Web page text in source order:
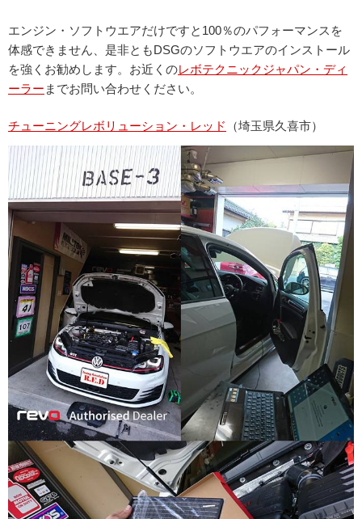
エンジン・ソフトウエアだけですと100％のパフォーマンスを
体感できません、是非ともDSGのソフトウエアのインストール
を強くお勧めします。お近くのレボテクニックジャパン・ディ
ーラー までお問い合わせください。
チューニングレボリューション・レッド （埼玉県久喜市）